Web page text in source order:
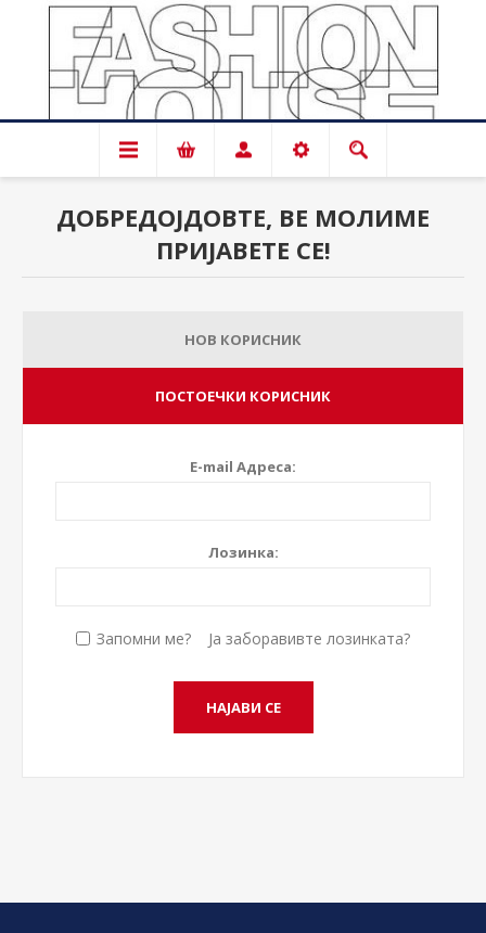
ДОБРЕДОЈДОВТЕ, ВЕ МОЛИМЕ
ПРИЈАВЕТЕ СЕ!
НОВ КОРИСНИК
ПОСТОЕЧКИ КОРИСНИК
E-mail Адреса:
Лозинка:
Запомни ме? Ја заборавивте лозинката?